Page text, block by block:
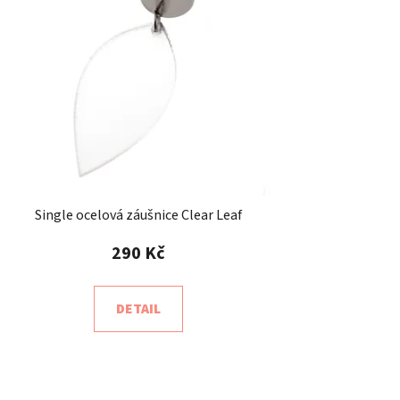
Single ocelová záušnice Clear Leaf
290 Kč
DETAIL